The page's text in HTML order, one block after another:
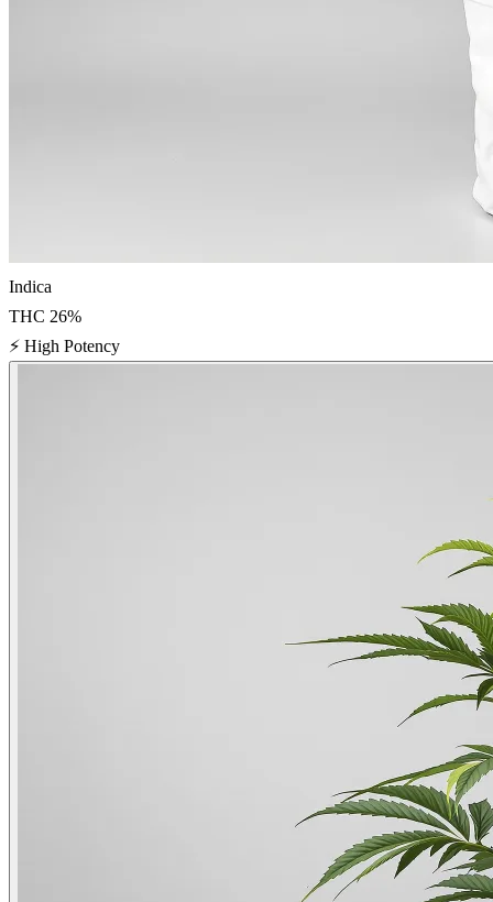
Indica
THC 26%
⚡ High Potency